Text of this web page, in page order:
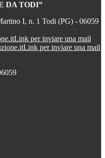
DA TODI”
I, n. 1 Todi (PG) - 06059
Link per inviare una mail
Link per inviare una mail